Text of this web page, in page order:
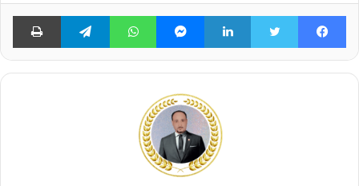
فيسبوك لينكدإن ماسنجر واتساب تيلقرام